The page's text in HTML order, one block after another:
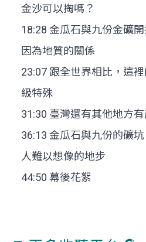
金沙可以掏嗎？
18:28 金瓜石與九份金礦
因為地質的關係
23:07 跟全世界相比，這
級特殊
31:30 臺灣還有其他地方
36:13 金瓜石與九份的礦
人難以想像的地步
44:50 幕後花絮